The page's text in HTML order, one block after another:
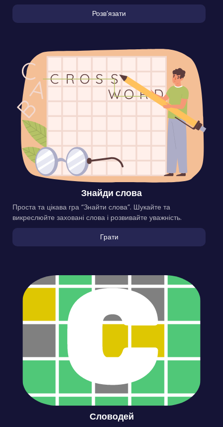
Розвʼязати
Знайди слова
Проста та цікава гра “Знайти слова”. Шукайте та
викреслюйте заховані слова і розвивайте уважність.
Грати
Словодей